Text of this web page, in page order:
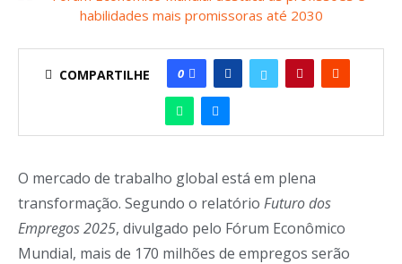
COMPARTILHE 0
O mercado de trabalho global está em plena
transformação. Segundo o relatório Futuro dos
Empregos 2025, divulgado pelo Fórum Econômico
Mundial, mais de 170 milhões de empregos serão